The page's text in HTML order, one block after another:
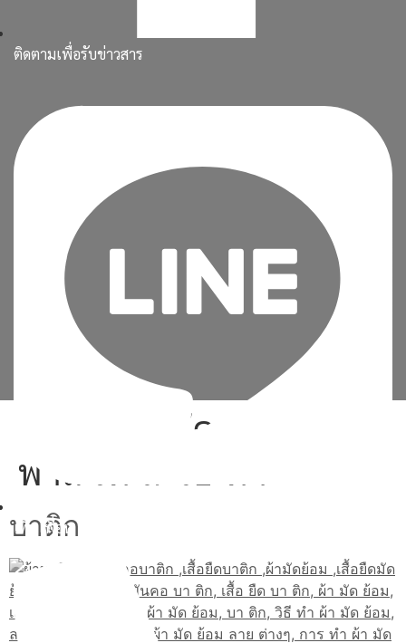
ติดตามเพื่อรับข่าวสาร
เพิ่มเพื่อน
เสื้อ มัด ย้อม สี
พาส เท ล วิธี ทํา
บาติก